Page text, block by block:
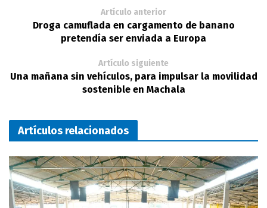
Artículo anterior
Droga camuflada en cargamento de banano
pretendía ser enviada a Europa
Artículo siguiente
Una mañana sin vehículos, para impulsar la movilidad
sostenible en Machala
Artículos relacionados